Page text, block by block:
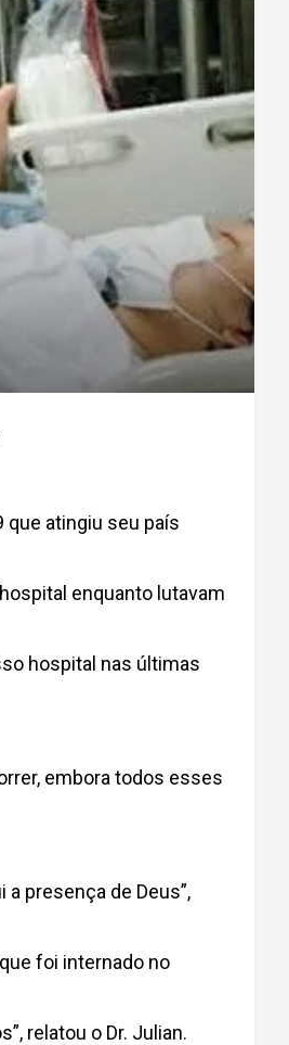
que atingiu seu país
enquanto lutavam
hospital nas últimas
embora todos esses
presença de Deus”,
foi internado no
relatou o Dr. Julian.